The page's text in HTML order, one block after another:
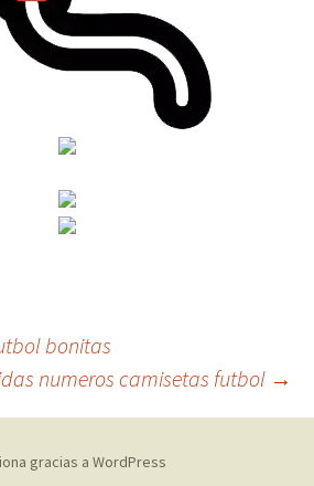
bonitas
numeros camisetas futbol →
gracias a WordPress